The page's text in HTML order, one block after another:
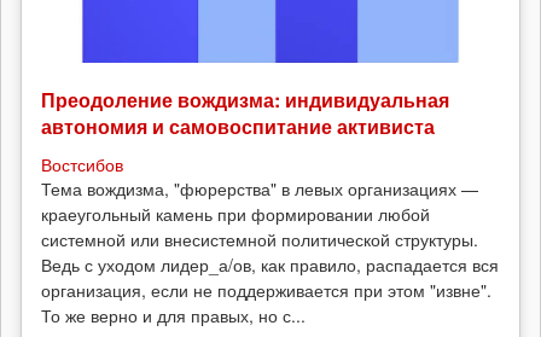
Преодоление вождизма: индивидуальная
автономия и самовоспитание активиста
Востсибов
Тема вождизма, "фюрерства" в левых организациях —
краеугольный камень при формировании любой
системной или внесистемной политической структуры.
Ведь с уходом лидер_а/ов, как правило, распадается вся
организация, если не поддерживается при этом "извне".
То же верно и для правых, но с...